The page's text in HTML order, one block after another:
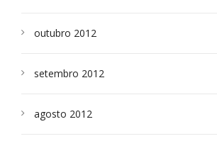
outubro 2012
setembro 2012
agosto 2012